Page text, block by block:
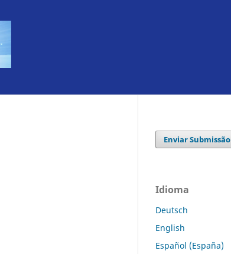
Enviar Submissão
Idioma
Deutsch
English
Español (España)